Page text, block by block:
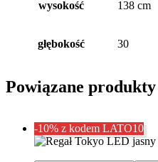
wysokość 138 cm
głębokość 30
Powiązane produkty
-10% z kodem LATO10